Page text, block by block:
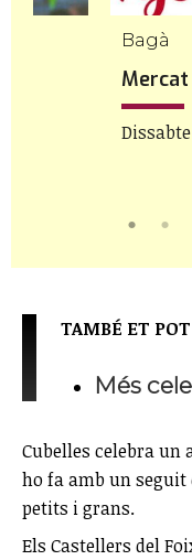
Bagà
TAMBÉ ET
Més
Cubelles celebra un
ho fa amb un seguit
petits i grans.
Els Castellers del